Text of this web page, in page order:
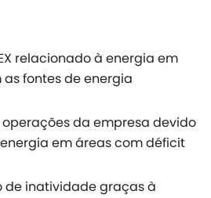
relacionado à energia em
fontes de energia
da empresa devido
em áreas com déficit
de inatividade graças à